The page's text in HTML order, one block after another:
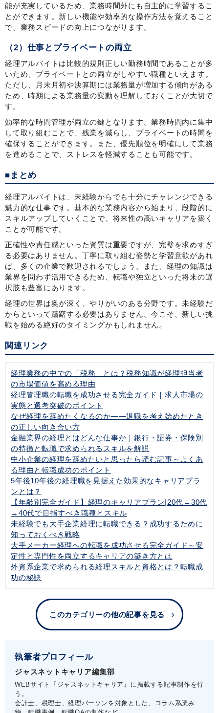
能が充実しているため、業務時間外にも自主的に学習するこ
とができます。新しい機能や効率的な操作方法を覚えること
で、業務スピードの向上につながります。
（2）仕事とプライベートの両立
経理アルバイトは比較的規則正しい勤務時間であることが多
いため、プライベートとの両立がしやすい職種といえます。
ただし、月末月初や決算期には業務量が増加する傾向がある
ため、時期による業務量の変動を理解しておくことが大切で
す。
効率的な時間管理が両立の鍵となります。業務時間内に集中
して取り組むことで、残業を減らし、プライベートの時間を
確保することができます。また、優先順位を明確にして業務
を進めることで、ストレスを軽減することも可能です。
■まとめ
経理アルバイトは、未経験からでも十分にチャレンジできる
魅力的な仕事です。基本的な業務内容から始まり、段階的に
スキルアップしていくことで、将来性の高いキャリアを築く
ことが可能です。
正確性や責任感といった資質は重要ですが、完璧を求めすぎ
る必要はありません。丁寧に取り組む姿勢と学習意欲があれ
ば、多くの企業で歓迎されるでしょう。また、経理の知識は
業界を問わず活用できるため、転職や独立といった将来の選
択肢も豊富にあります。
経理の世界は奥が深く、やりがいのある分野です。未経験だ
からといって躊躇する必要はありません。今こそ、新しい挑
戦を始める絶好のタイミングかもしれません。
関連リンク
経理業務の中での「税務」とは？税務知識が経理担当者
の市場価値を高める理由
経理管理職の転職を成功させる完全ガイド｜求人市場の
実態と選考突破のポイント
なぜ経理を辞めたくなるのか——退職を考え始めたとき
の正しい向き合い方
金融業界の経理とはどんな仕事か｜銀行・証券・保険別
の特徴と転職で求められるスキルを解説
中小企業の経理を辞めたいと思ったら読む記事～よくあ
る理由と転職成功のポイント
5年後10年後の経理職を見据えた効果的なキャリアプラ
ンとは？
【年齢別完全ガイド】経理のキャリアプラン|20代→30代
→40代で目指すべき職種とスキル
未経験でも大手企業経理に転職できる？成功するために
知っておくべき戦略
大手メーカー経理への転職を成功させる完全ガイド～安
定性と専門性を両立するキャリアの築き方とは
外資系企業で求められる経理スキルと資格とは？転職成
功の秘訣
このカテゴリーの他の記事を見る
執筆者プロフィール
ジャスネットキャリア編集部
WEBサイト『ジャスネットキャリア』に掲載する記事制作を行
う。
会計士、税理士、経理パーソンを対象とした、コラム系読み